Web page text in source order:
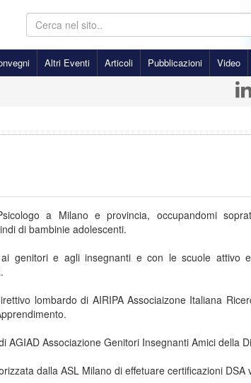
Altri Eventi Articoli Pubblicazioni Video
a Milano e provincia, occupandomi
di bambinie adolescenti.
ai genitori e agli insegnanti e con le scuole attivo
lombardo di AIRIPA Associaizone Italiana
AGIAD Associazione Genitori Insegnanti Amici della
dalla ASL Milano di effetuare certificazioni DSA